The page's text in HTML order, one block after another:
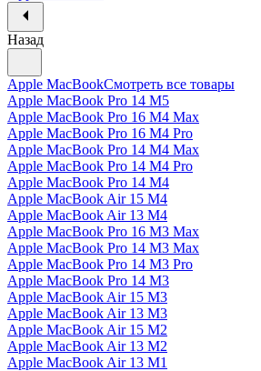
Назад
Apple MacBookСмотреть все товары
Apple MacBook Pro 14 M5
Apple MacBook Pro 16 M4 Max
Apple MacBook Pro 16 M4 Pro
Apple MacBook Pro 14 M4 Max
Apple MacBook Pro 14 M4 Pro
Apple MacBook Pro 14 M4
Apple MacBook Air 15 M4
Apple MacBook Air 13 M4
Apple MacBook Pro 16 M3 Max
Apple MacBook Pro 14 M3 Max
Apple MacBook Pro 14 M3 Pro
Apple MacBook Pro 14 M3
Apple MacBook Air 15 M3
Apple MacBook Air 13 M3
Apple MacBook Air 15 M2
Apple MacBook Air 13 M2
Apple MacBook Air 13 M1